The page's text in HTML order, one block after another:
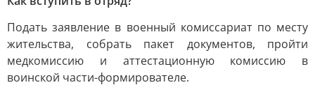
Подать заявление в военный комиссариат по месту
жительства, собрать пакет документов, пройти
медкомиссию и аттестационную комиссию в
воинской части-формирователе.